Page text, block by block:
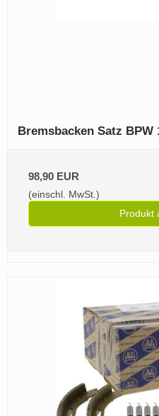
Bremsbacken Satz BPW
98,90 EUR
(einschl. MwSt.)
Produkt